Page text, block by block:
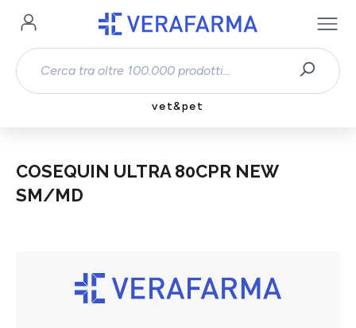
Passa al contenuto principale
vet&pet
COSEQUIN ULTRA 80CPR NEW
SM/MD